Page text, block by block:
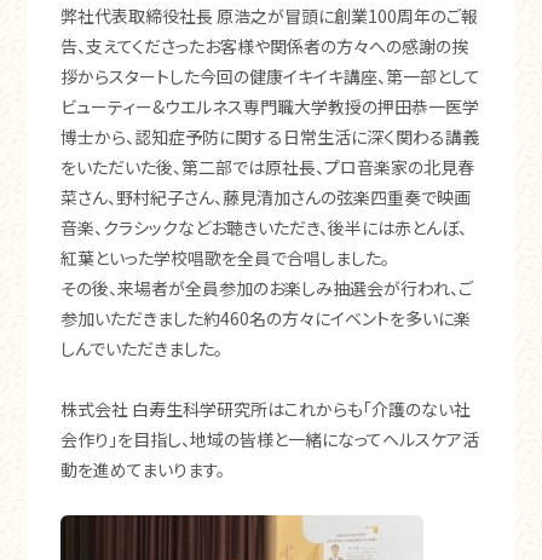
弊社代表取締役社長 原浩之が冒頭に創業100周年のご報
告、支えてくださったお客様や関係者の方々への感謝の挨
拶からスタートした今回の健康イキイキ講座、第一部として
ビューティー&ウエルネス専門職大学教授の押田恭一医学
博士から、認知症予防に関する日常生活に深く関わる講義
をいただいた後、第二部では原社長、プロ音楽家の北見春
菜さん、野村紀子さん、藤見清加さんの弦楽四重奏で映画
音楽、クラシックなどお聴きいただき、後半には赤とんぼ、
紅葉といった学校唱歌を全員で合唱しました。
その後、来場者が全員参加のお楽しみ抽選会が行われ、ご
参加いただきました約460名の方々にイベントを多いに楽
しんでいただきました。
株式会社 白寿生科学研究所はこれからも「介護のない社
会作り」を目指し、地域の皆様と一緒になってヘルスケア活
動を進めてまいります。